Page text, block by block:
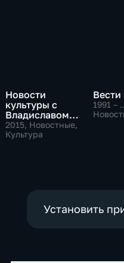
Новости
культуры с
Владиславом
Флярковским
2015, Новостные,
Культура
Вести
1991 –
Установить